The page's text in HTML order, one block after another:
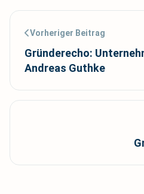
Vorheriger Beitrag
Gründerecho:
Andreas Guthke